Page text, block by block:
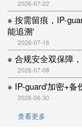
2026-07-22
※ 按需留痕，IP-
能追溯'
2026-07-16
※ 合规安全双保障
2026-07-08
※ IP-guard'加密+备
2026-06-30
查看更多